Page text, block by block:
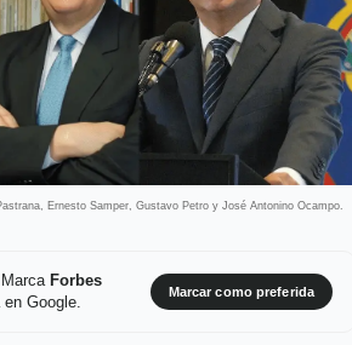
Ernesto Samper, Gustavo Petro y José Antonino Ocampo.
Forbes
Google.
Marcar como preferida